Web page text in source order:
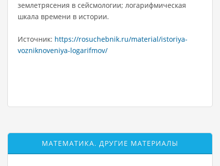
землетрясения в сейсмологии; логарифмическая
шкала времени в истории.
Источник: https://rosuchebnik.ru/material/istoriya-
vozniknoveniya-logarifmov/
МАТЕМАТИКА. ДРУГИЕ МАТЕРИАЛЫ